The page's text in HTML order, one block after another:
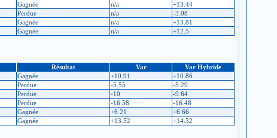
Gagnée n/a
+13.44
Perdue n/a
-3.08
Gagnée n/a
+13.81
Gagnée n/a +12.5
Résultat Var
Var Hybride
Gagnée +10.91
+10.86
Perdue -5.55
-5.29
Perdue -10
-9.64
Perdue -16.58
-16.48
Gagnée +6.21
+6.66
Gagnée +13.52 +14.32